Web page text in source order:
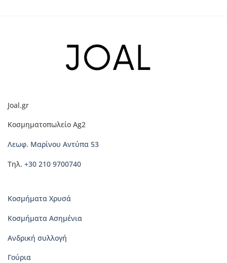
πολλαπλές
παραλλαγές.
Οι
Joal.gr
Κοσμηματοπωλείο Ag2
Λεωφ. Μαρίνου Αντύπα 53
Τηλ. +30 210 9700740
Κοσμήματα Χρυσά
Κοσμήματα Ασημένια
Ανδρική συλλογή
Γούρια